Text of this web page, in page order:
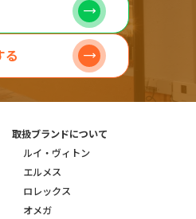
る
取扱ブランドについて
ルイ・ヴィトン
エルメス
ロレックス
オメガ